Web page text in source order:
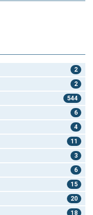
2
2
544
6
4
11
3
6
15
20
18